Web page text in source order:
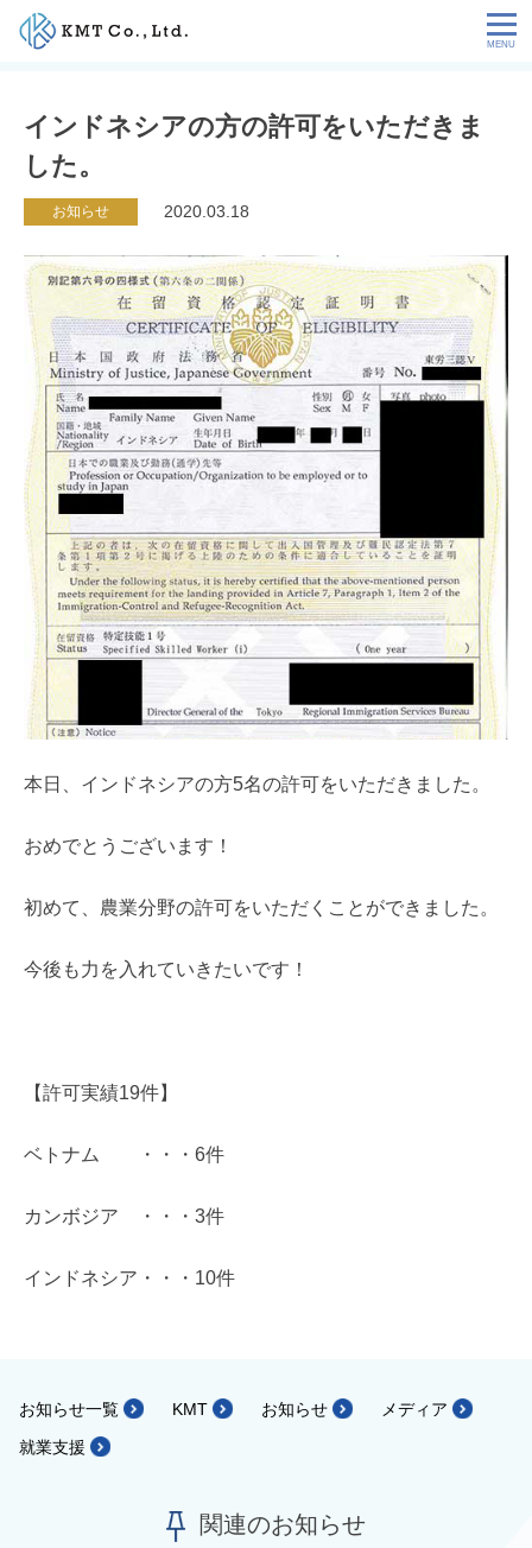
Skip
NEWS
サービス
お客様の声
特定技能コラム
採用情報
インドネシアの方の許可をいただきま
した。
お知らせ 2020.03.18
本日、インドネシアの方5名の許可をいただきました。
おめでとうございます！
初めて、農業分野の許可をいただくことができました。
今後も力を入れていきたいです！
【許可実績19件】
ベトナム ・・・6件
カンボジア ・・・3件
インドネシア・・・10件
お知らせ一覧 KMT お知らせ
メディア
就業支援
関連のお知らせ